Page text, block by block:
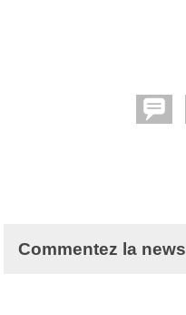
Commentez la news